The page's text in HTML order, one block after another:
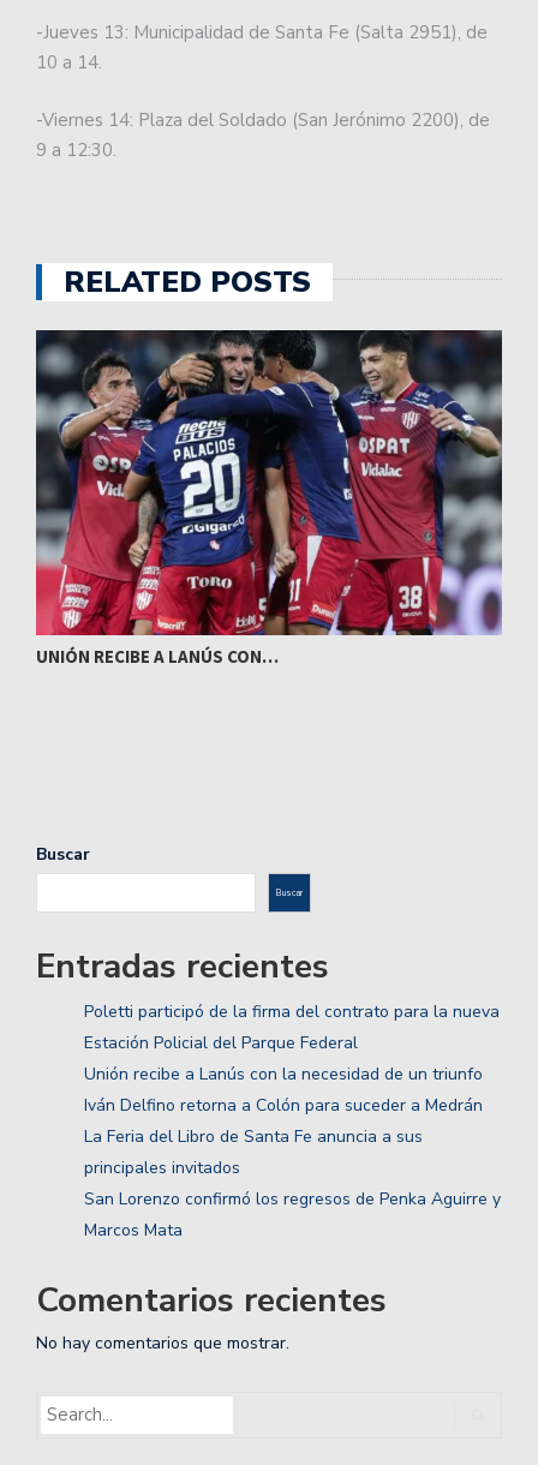
-Jueves 13: Municipalidad de Santa Fe (Salta 2951), de
10 a 14.
-Viernes 14: Plaza del Soldado (San Jerónimo 2200), de
9 a 12:30.
RELATED POSTS
UNIÓN RECIBE A LANÚS CON…
Buscar
Buscar
Entradas recientes
Poletti participó de la firma del contrato para la nueva
Estación Policial del Parque Federal
Unión recibe a Lanús con la necesidad de un triunfo
Iván Delfino retorna a Colón para suceder a Medrán
La Feria del Libro de Santa Fe anuncia a sus
principales invitados
San Lorenzo confirmó los regresos de Penka Aguirre y
Marcos Mata
Comentarios recientes
No hay comentarios que mostrar.